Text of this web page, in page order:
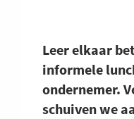
Leer elkaar
informele
ondernemer.
schuiven we